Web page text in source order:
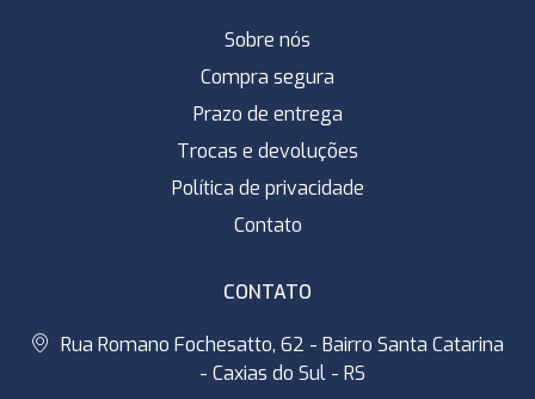
Sobre nós
Compra segura
Prazo de entrega
Trocas e devoluções
Política de privacidade
Contato
CONTATO
Rua Romano Fochesatto, 62 - Bairro Santa Catarina
- Caxias do Sul - RS